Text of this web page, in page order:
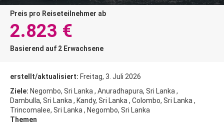
Preis pro Reiseteilnehmer ab
2.823 €
Basierend auf 2 Erwachsene
erstellt/aktualisiert: Freitag, 3. Juli 2026
Ziele: Negombo, Sri Lanka , Anuradhapura, Sri Lanka ,
Dambulla, Sri Lanka , Kandy, Sri Lanka , Colombo, Sri Lanka ,
Trincomalee, Sri Lanka , Negombo, Sri Lanka
Themen